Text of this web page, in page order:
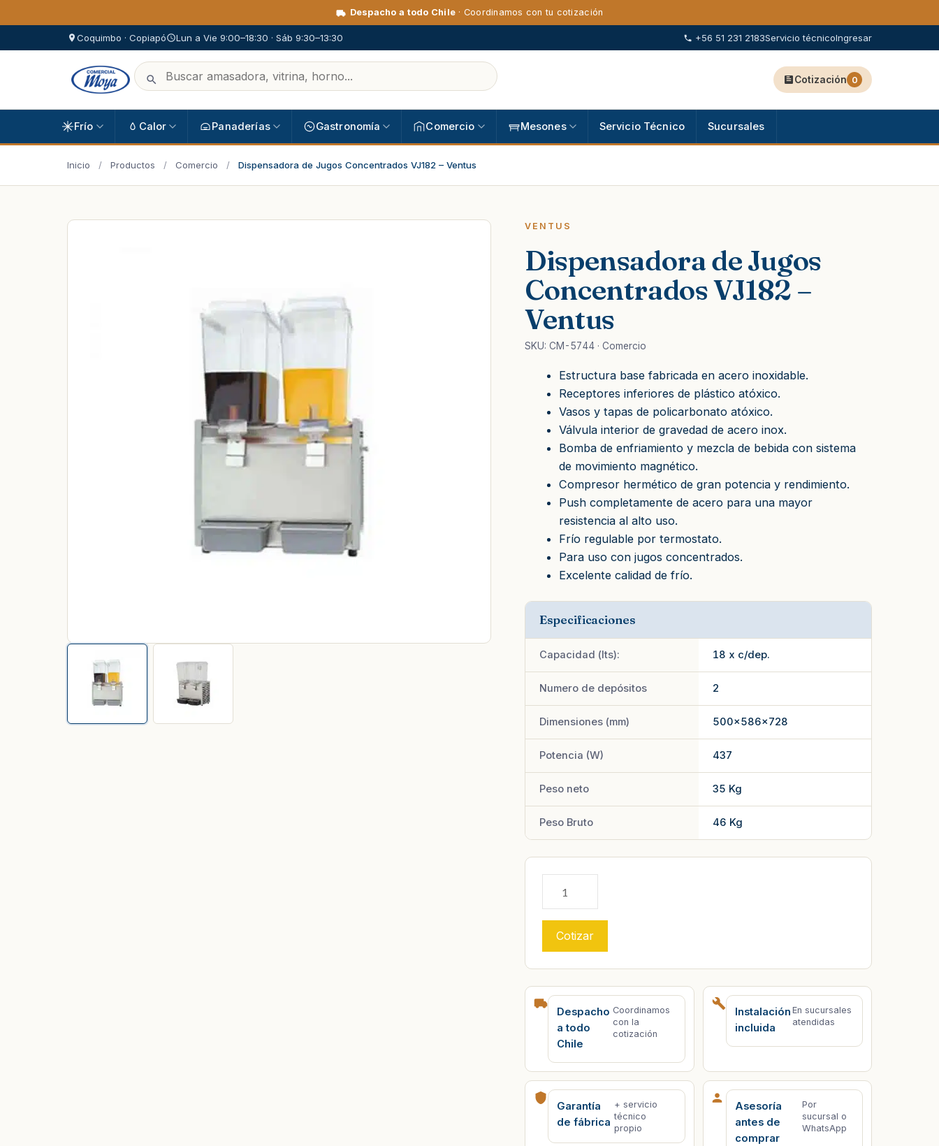
Despacho a todo Chile · Coordinamos con tu cotización
Coquimbo · Copiapó Lun a Vie 9:00–18:30 · Sáb 9:30–13:30 +56 51 231 2183Servicio técnicoIngresar
Cotización 0
Frío Calor Panaderías Gastronomía Comercio Mesones Servicio Técnico Sucursales
Inicio / Productos / Comercio / Dispensadora de Jugos Concentrados VJ182 – Ventus
VENTUS
Dispensadora de Jugos
Concentrados VJ182 –
Ventus
SKU: CM-5744 · Comercio
Estructura base fabricada en acero inoxidable.
Receptores inferiores de plástico atóxico.
Vasos y tapas de policarbonato atóxico.
Válvula interior de gravedad de acero inox.
Bomba de enfriamiento y mezcla de bebida con sistema
de movimiento magnético.
Compresor hermético de gran potencia y rendimiento.
Push completamente de acero para una mayor
resistencia al alto uso.
Frío regulable por termostato.
Para uso con jugos concentrados.
Excelente calidad de frío.
Especificaciones
Capacidad (lts): 18 x c/dep.
Numero de depósitos 2
Dimensiones (mm) 500x586x728
Potencia (W) 437
Peso neto 35 Kg
Peso Bruto 46 Kg
Cotizar
Despacho
a todo
Chile
Coordinamos
con la
cotización
Instalación
incluida
En sucursales
atendidas
Garantía
de fábrica
+ servicio
técnico
propio
Asesoría
antes de
comprar
Por
sucursal o
WhatsApp